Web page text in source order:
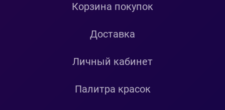
Корзина покупок
Доставка
Личный кабинет
Палитра красок